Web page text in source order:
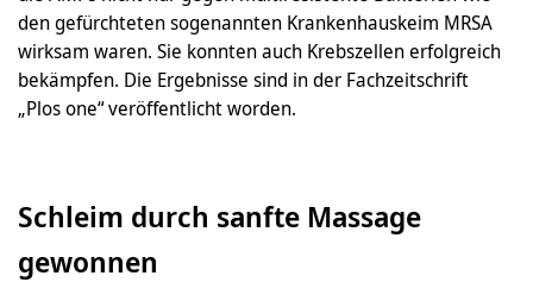
den gefürchteten sogenannten Krankenhauskeim MRSA
wirksam waren. Sie konnten auch Krebszellen erfolgreich
bekämpfen. Die Ergebnisse sind in der Fachzeitschrift
„Plos one“ veröffentlicht worden.
Schleim durch sanfte Massage
gewonnen